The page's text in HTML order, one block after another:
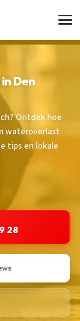
Den
Ontdek hoe
wateroverlast
tips en lokale
28